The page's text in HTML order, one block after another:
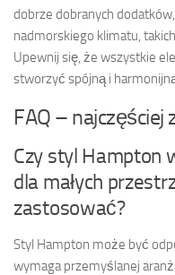
dobrze dobranych
nadmorskiego klimatu,
Upewnij się, że wszystkie
stworzyć spójną i
FAQ –
Czy styl Hampton
dla małych
zastosować?
Styl Hampton może być
wymaga przemyślanej